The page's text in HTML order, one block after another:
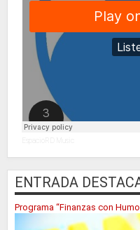
EspacioRD Music
ENTRADA
Programa “Finanzas con